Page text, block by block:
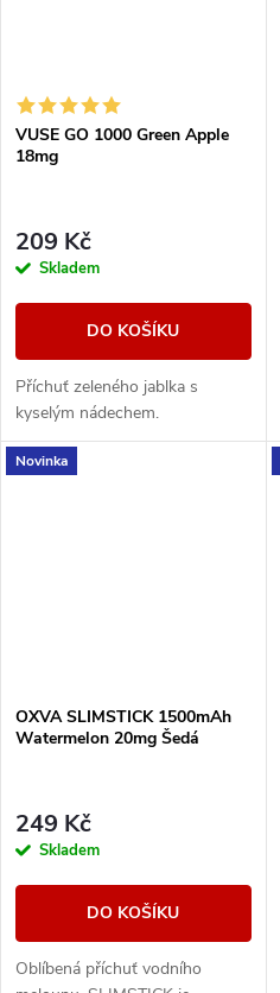
VUSE GO 1000 Green Apple
18mg
209 Kč
Skladem
DO KOŠÍKU
Příchuť zeleného jablka s
kyselým nádechem.
Novinka
OXVA SLIMSTICK 1500mAh
Watermelon 20mg Šedá
249 Kč
Skladem
DO KOŠÍKU
Oblíbená příchuť vodního